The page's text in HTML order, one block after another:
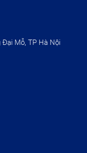
Đại Mỗ, TP Hà Nội